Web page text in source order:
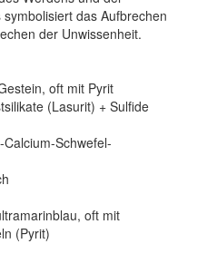
das Aufbrechen
der Unwissenheit.
oft mit Pyrit
(Lasurit) + Sulfide
Calcium-Schwefel-
oft mit
(Pyrit)